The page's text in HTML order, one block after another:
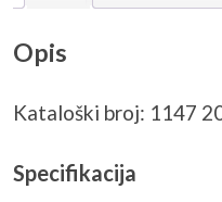
Opis
Kataloški broj: 1147
Specifikacija